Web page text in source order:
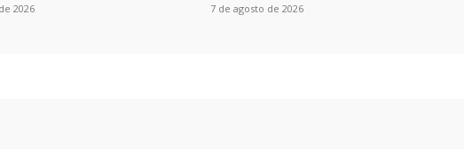
2026 7 de agosto de 2026